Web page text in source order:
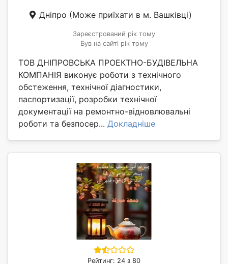
Дніпро (Може приїхати в м. Вашківці)
Зареєстрований рік тому
Був на сайті рік тому
ТОВ ДНІПРОВСЬКА ПРОЕКТНО-БУДІВЕЛЬНА
КОМПАНІЯ виконує роботи з технічного
обстеження, технічної діагностики,
паспортизації, розробки технічної
документації на ремонтно-відновлювальні
роботи та безпосер... Докладніше
Рейтинг: 24 з 80